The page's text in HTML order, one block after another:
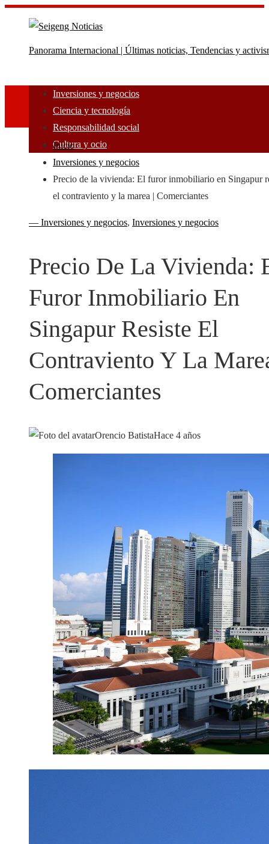
Panorama Internacional | Últimas noticias, Tendencias y
Inversiones y negocios
Ciencia y tecnología
Responsabilidad social
Cultura y ocio
Inicio
Inversiones y negocios
Precio de la vivienda: El furor inmobiliario en Singapur
el contraviento y la marea | Comerciantes
— Inversiones y negocios, Inversiones y negocios
Precio De La Vivienda:
Furor Inmobiliario En
Singapur Resiste El
Contraviento Y La
Comerciantes
Orencio BatistaHace 4 años